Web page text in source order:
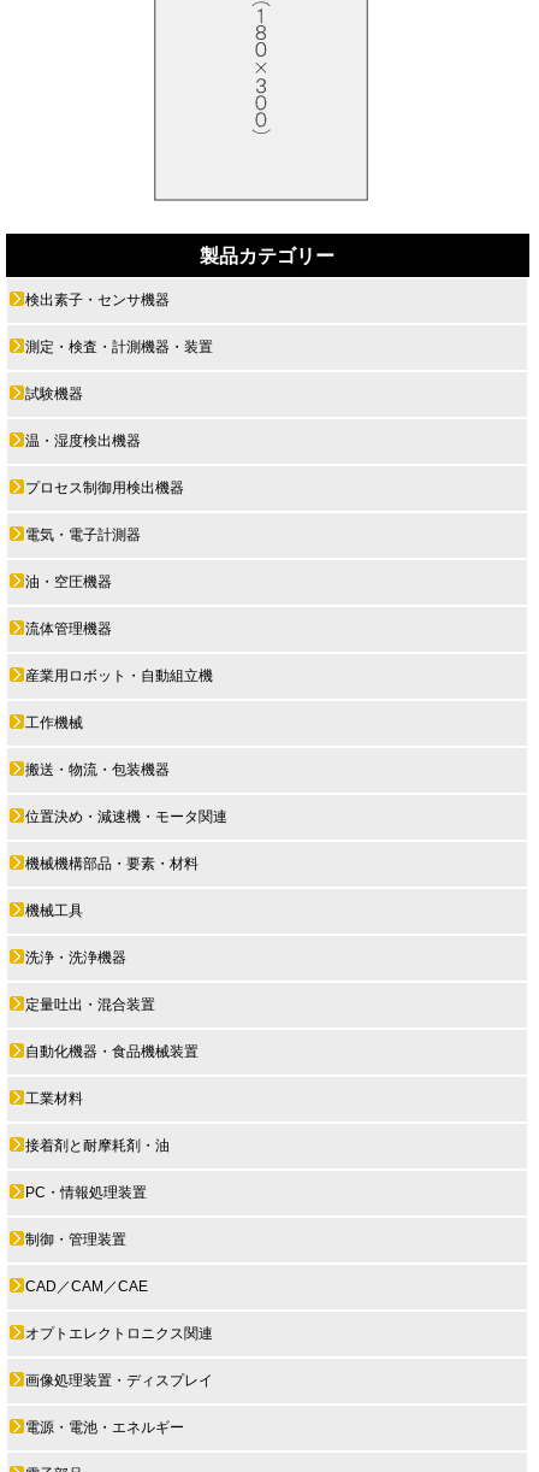
製品カテゴリー
検出素子・センサ機器
測定・検査・計測機器・装置
試験機器
温・湿度検出機器
プロセス制御用検出機器
電気・電子計測器
油・空圧機器
流体管理機器
産業用ロボット・自動組立機
工作機械
搬送・物流・包装機器
位置決め・減速機・モータ関連
機械機構部品・要素・材料
機械工具
洗浄・洗浄機器
定量吐出・混合装置
自動化機器・食品機械装置
工業材料
接着剤と耐摩耗剤・油
PC・情報処理装置
制御・管理装置
CAD／CAM／CAE
オプトエレクトロニクス関連
画像処理装置・ディスプレイ
電源・電池・エネルギー